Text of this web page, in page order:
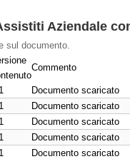
Aziendale
sul documento.
Commento
Documento scaricato
Documento scaricato
Documento scaricato
Documento scaricato
Documento scaricato